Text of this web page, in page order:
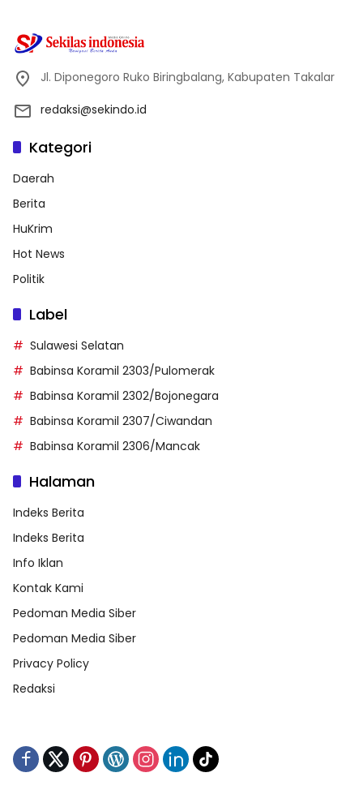
Jl. Diponegoro Ruko Biringbalang, Kabupaten Takalar
redaksi@sekindo.id
Kategori
Daerah
Berita
HuKrim
Hot News
Politik
Label
Sulawesi Selatan
Babinsa Koramil 2303/Pulomerak
Babinsa Koramil 2302/Bojonegara
Babinsa Koramil 2307/Ciwandan
Babinsa Koramil 2306/Mancak
Halaman
Indeks Berita
Indeks Berita
Info Iklan
Kontak Kami
Pedoman Media Siber
Pedoman Media Siber
Privacy Policy
Redaksi